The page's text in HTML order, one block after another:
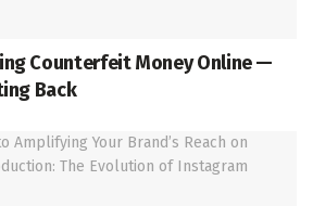
Counterfeit Money Online —
Back